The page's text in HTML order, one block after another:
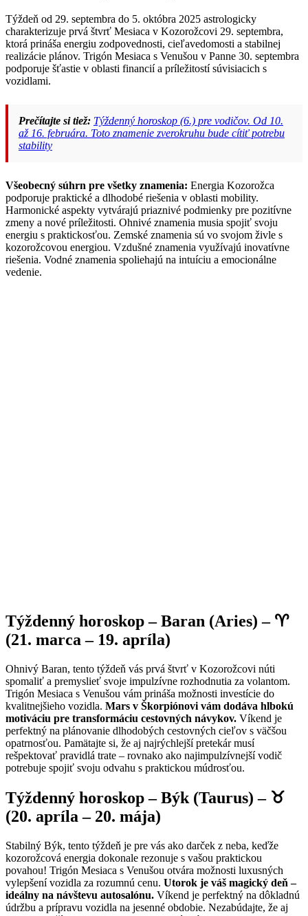
Týždeň od 29. septembra do 5. októbra 2025 astrologicky
charakterizuje prvá štvrť Mesiaca v Kozorožcovi 29. septembra,
ktorá prináša energiu zodpovednosti, cieľavedomosti a stabilnej
realizácie plánov. Trigón Mesiaca s Venušou v Panne 30. septembra
podporuje šťastie v oblasti financií a príležitostí súvisiacich s
vozidlami.
Prečítajte si tiež: Týždenný horoskop (6.) pre vodičov. Od 10.
až 16. februára. Toto znamenie zverokruhu bude cítiť potrebu
stability
Všeobecný súhrn pre všetky znamenia: Energia Kozorožca
podporuje praktické a dlhodobé riešenia v oblasti mobility.
Harmonické aspekty vytvárajú priaznivé podmienky pre pozitívne
zmeny a nové príležitosti. Ohnivé znamenia musia spojiť svoju
energiu s praktickosťou. Zemské znamenia sú vo svojom živle s
kozorožcovou energiou. Vzdušné znamenia využívajú inovatívne
riešenia. Vodné znamenia spoliehajú na intuíciu a emocionálne
vedenie.
Týždenný horoskop – Baran (Aries) – ♈
(21. marca – 19. apríla)
Ohnivý Baran, tento týždeň vás prvá štvrť v Kozorožcovi núti
spomaliť a premyslieť svoje impulzívne rozhodnutia za volantom.
Trigón Mesiaca s Venušou vám prináša možnosti investície do
kvalitnejšieho vozidla. Mars v Škorpiónovi vám dodáva hlbokú
motiváciu pre transformáciu cestovných návykov. Víkend je
perfektný na plánovanie dlhodobých cestovných cieľov s väčšou
opatrnosťou. Pamätajte si, že aj najrýchlejší pretekár musí
rešpektovať pravidlá trate – rovnako ako najimpulzívnejší vodič
potrebuje spojiť svoju odvahu s praktickou múdrosťou.
Týždenný horoskop – Býk (Taurus) – ♉
(20. apríla – 20. mája)
Stabilný Býk, tento týždeň je pre vás ako darček z neba, keďže
kozorožcová energia dokonale rezonuje s vašou praktickou
povahou! Trigón Mesiaca s Venušou otvára možnosti luxusných
vylepšení vozidla za rozumnú cenu. Utorok je váš magický deň –
ideálny na návštevu autosalónu. Víkend je perfektný na dôkladnú
údržbu a prípravu vozidla na jesenné obdobie. Nezabúdajte, že aj